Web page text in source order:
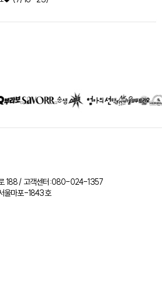
188 / 고객센터:080-024-1357
울마포-1843호